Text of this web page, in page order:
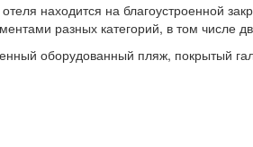
находится на благоустроенной
разных категорий, в том числе
оборудованный пляж, покрытый